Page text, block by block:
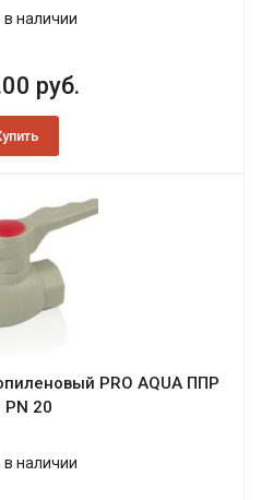
в наличии
руб.
PRO AQUA ППР
PN 20
в наличии